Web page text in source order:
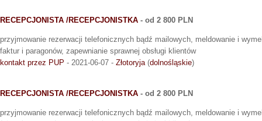
RECEPCJONISTA /RECEPCJONISTKA - od 2 800 PLN
przyjmowanie rezerwacji telefonicznych bądź mailowych, meldowanie i
faktur i paragonów, zapewnianie sprawnej obsługi klientów
kontakt przez PUP - 2021-06-07 - Złotoryja(dolnośląskie)
RECEPCJONISTA /RECEPCJONISTKA - od 2 800 PLN
przyjmowanie rezerwacji telefonicznych bądź mailowych, meldowanie i